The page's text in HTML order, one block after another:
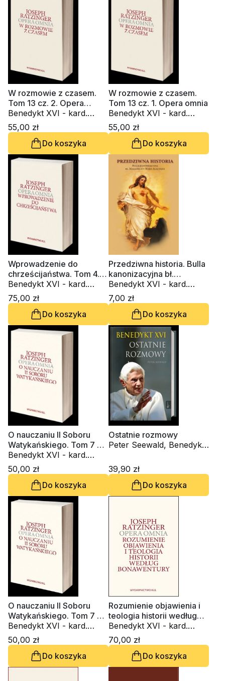
W rozmowie z czasem.
Tom 13 cz. 2. Opera
omnia
Benedykt XVI - kard.
Joseph Ratzinger
55,00 zł
Do koszyka
W rozmowie z czasem.
Tom 13 cz. 1. Opera omnia
Benedykt XVI - kard.
Joseph Ratzinger
55,00 zł
Do koszyka
Wprowadzenie do
chrześcijaństwa. Tom 4.
Opera omnia
Benedykt XVI - kard.
Joseph Ratzinger
75,00 zł
Do koszyka
Przedziwna historia. Bulla
kanonizacyjna bł.
Małgorzaty Marii
Alacoque
Benedykt XVI - kard.
Joseph Ratzinger
7,00 zł
Do koszyka
O nauczaniu II Soboru
Watykańskiego. Tom 7 cz.
2. Opera omnia
Benedykt XVI - kard.
Joseph Ratzinger
50,00 zł
Do koszyka
Ostatnie rozmowy
Peter Seewald, Benedykt
Ratzinger
39,90 zł
Do koszyka
O nauczaniu II Soboru
Watykańskiego. Tom 7 cz.
1. Opera omnia
Benedykt XVI - kard.
Joseph Ratzinger
50,00 zł
Do koszyka
Rozumienie objawienia i
teologia historii według
Bonawentury. Tom 2.
Opera omnia
Benedykt XVI - kard.
Joseph Ratzinger
70,00 zł
Do koszyka